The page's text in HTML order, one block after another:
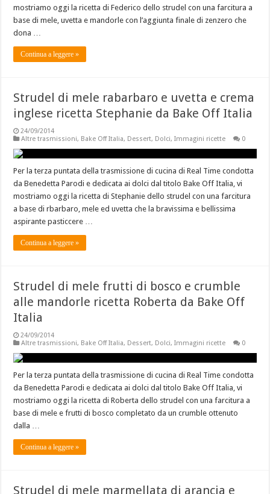
mostriamo oggi la ricetta di Federico dello strudel con una farcitura a
base di mele, uvetta e mandorle con l’aggiunta finale di zenzero che
dona …
Continua a leggere »
Strudel di mele rabarbaro e uvetta e crema
inglese ricetta Stephanie da Bake Off Italia
24/09/2014
Altre trasmissioni, Bake Off Italia, Dessert, Dolci,Immagini ricette 0
Per la terza puntata della trasmissione di cucina di Real Time condotta
da Benedetta Parodi e dedicata ai dolci dal titolo Bake Off Italia, vi
mostriamo oggi la ricetta di Stephanie dello strudel con una farcitura
a base di rbarbaro, mele ed uvetta che la bravissima e bellissima
aspirante pasticcere …
Continua a leggere »
Strudel di mele frutti di bosco e crumble
alle mandorle ricetta Roberta da Bake Off
Italia
24/09/2014
Altre trasmissioni, Bake Off Italia, Dessert, Dolci,Immagini ricette 0
Per la terza puntata della trasmissione di cucina di Real Time condotta
da Benedetta Parodi e dedicata ai dolci dal titolo Bake Off Italia, vi
mostriamo oggi la ricetta di Roberta dello strudel con una farcitura a
base di mele e frutti di bosco completato da un crumble ottenuto
dalla …
Continua a leggere »
Strudel di mele marmellata di arancia e